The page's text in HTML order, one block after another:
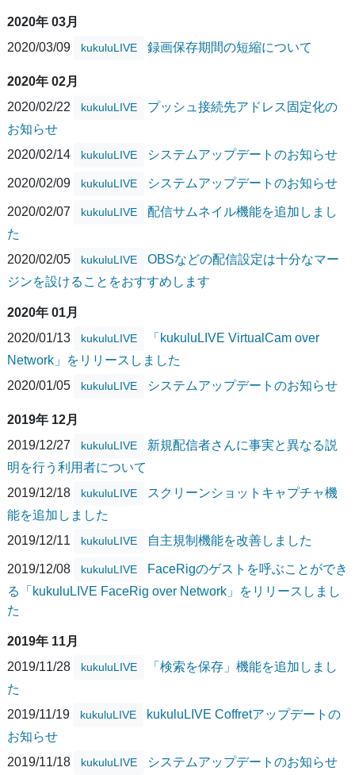
2020年 03月
2020/03/09
kukuluLIVE 録画保存期間の短縮について
2020年 02月
2020/02/22
kukuluLIVE
プッシュ接続先アドレス固定化の
お知らせ
2020/02/14
kukuluLIVE システムアップデートのお知らせ
2020/02/09 kukuluLIVE システムアップデートのお知らせ
2020/02/07 kukuluLIVE
配信サムネイル機能を追加しまし
た
2020/02/05
kukuluLIVE
OBSなどの配信設定は十分なマー
ジンを設けることをおすすめします
2020年 01月
2020/01/13
kukuluLIVE
「kukuluLIVE VirtualCam over
Network」をリリースしました
2020/01/05
kukuluLIVE システムアップデートのお知らせ
2019年 12月
2019/12/27
kukuluLIVE
新規配信者さんに事実と異なる説
明を行う利用者について
2019/12/18
kukuluLIVE
スクリーンショットキャプチャ機
能を追加しました
2019/12/11
kukuluLIVE 自主規制機能を改善しました
2019/12/08 kukuluLIVE
FaceRigのゲストを呼ぶことができ
る「kukuluLIVE FaceRig over Network」をリリースしまし
た
2019年 11月
2019/11/28
kukuluLIVE
「検索を保存」機能を追加しまし
た
2019/11/19
kukuluLIVE
kukuluLIVE Coffretアップデートの
お知らせ
2019/11/18
kukuluLIVE システムアップデートのお知らせ